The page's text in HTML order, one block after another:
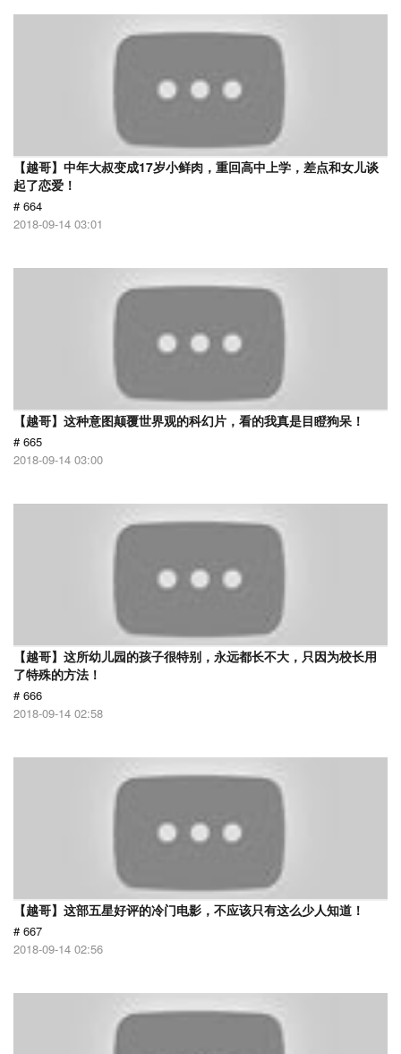
【越哥】中年大叔变成17岁小鲜肉，重回高中上学，差点和女儿谈
起了恋爱！
# 664
2018-09-14 03:01
【越哥】这种意图颠覆世界观的科幻片，看的我真是目瞪狗呆！
# 665
2018-09-14 03:00
【越哥】这所幼儿园的孩子很特别，永远都长不大，只因为校长用
了特殊的方法！
# 666
2018-09-14 02:58
【越哥】这部五星好评的冷门电影，不应该只有这么少人知道！
# 667
2018-09-14 02:56